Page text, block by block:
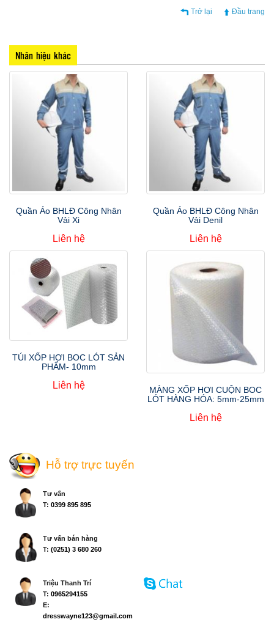
Trở lại Đầu trang
Nhãn hiệu khác
Quần Áo BHLĐ Công Nhân
Vải Xi
Liên hệ
Quần Áo BHLĐ Công Nhân
Vải Denil
Liên hệ
TÚI XỐP HƠI BOC LÓT SẢN
PHẨM- 10mm
Liên hệ
MÀNG XỐP HƠI CUỘN BOC
LÓT HÀNG HÓA: 5mm-25mm
Liên hệ
Hỗ trợ trực tuyến
Tư vấn
T: 0399 895 895
Tư vấn bán hàng
T: (0251) 3 680 260
Triệu Thanh Trí
T: 0965294155
E:
dresswayne123@gmail.com